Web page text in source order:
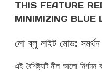
THIS FEATURE
MINIMIZING BLUE
লো ব্লু লাইট মোড: সমর্থন
এই বৈশিষ্ট্যটি নীল আলো নির্গমন